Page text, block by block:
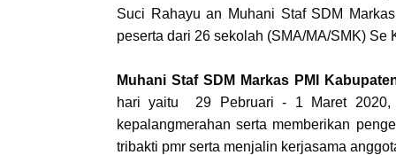
Suci Rahayu an Muhani Staf SDM
peserta dari 26 sekolah (SMA/MA/SMK) Se
Muhani Staf SDM Markas PMI
hari yaitu 29 Pebruari - 1 Maret 2020,
kepalangmerahan serta memberikan
tribakti pmr serta menjalin kerjasama